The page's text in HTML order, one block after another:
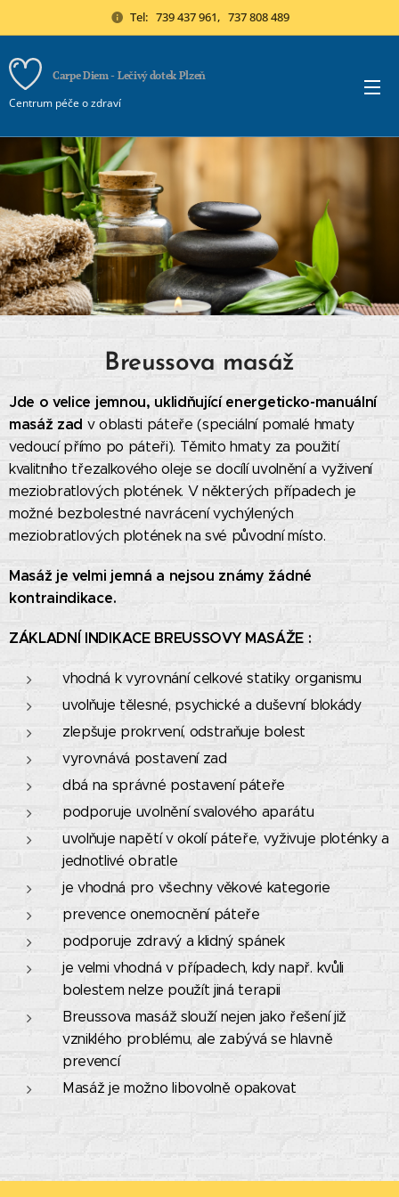
Tel: 739 437 961, 737 808 489
Carpe Diem - Lečivý dotek Plzeň
Centrum péče o zdraví
Breussova masáž
Jde o velice jemnou, uklidňující energeticko-manuální
masáž zad v oblasti páteře (speciální pomalé hmaty
vedoucí přímo po páteři). Těmito hmaty za použití
kvalitního třezalkového oleje se docílí uvolnění a vyživení
meziobratlových plotének. V některých případech je
možné bezbolestné navrácení vychýlených
meziobratlových plotének na své původní místo.
Masáž je velmi jemná a nejsou známy žádné
kontraindikace.
ZÁKLADNÍ INDIKACE BREUSSOVY MASÁŽE :
vhodná k vyrovnání celkové statiky organismu
uvolňuje tělesné, psychické a duševní blokády
zlepšuje prokrvení, odstraňuje bolest
vyrovnává postavení zad
dbá na správné postavení páteře
podporuje uvolnění svalového aparátu
uvolňuje napětí v okolí páteře, vyživuje ploténky a
jednotlivé obratle
je vhodná pro všechny věkové kategorie
prevence onemocnění páteře
podporuje zdravý a klidný spánek
je velmi vhodná v případech, kdy např. kvůli
bolestem nelze použít jiná terapii
Breussova masáž slouží nejen jako řešení již
vzniklého problému, ale zabývá se hlavně
prevencí
Masáž je možno libovolně opakovat